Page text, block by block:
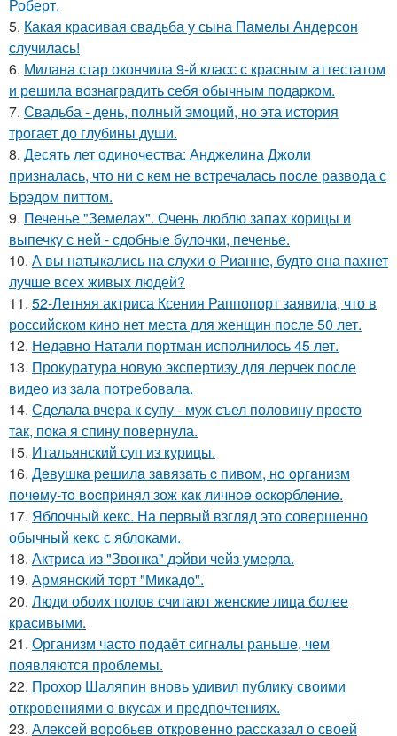
Роберт.
5. Какая красивая свадьба у сына Памелы Андерсон
случилась!
6. Милана стар окончила 9-й класс с красным аттестатом
и решила вознаградить себя обычным подарком.
7. Свадьба - день, полный эмоций, но эта история
трогает до глубины души.
8. Десять лет одиночества: Анджелина Джоли
призналась, что ни с кем не встречалась после развода с
Брэдом питтом.
9. Печенье "Земелах". Очень люблю запах корицы и
выпечку с ней - сдобные булочки, печенье.
10. А вы натыкались на слухи о Рианне, будто она пахнет
лучше всех живых людей?
11. 52-Летняя актриса Ксения Раппопорт заявила, что в
российском кино нет места для женщин после 50 лет.
12. Недавно Натали портман исполнилось 45 лет.
13. Прокуратура новую экспертизу для лерчек после
видео из зала потребовала.
14. Сделала вчера к супу - муж съел половину просто
так, пока я спину повернула.
15. Итальянский суп из курицы.
16. Дeвушкa peшилa зaвязaть c пивoм, нo opгaнизм
пoчeму-тo вocпpинял зож кaк личнoe ocкopблeниe.
17. Яблочный кекс. На первый взгляд это совершенно
обычный кекс с яблоками.
18. Актриса из "Звонка" дэйви чейз умерла.
19. Армянский торт "Микадо".
20. Люди обоих полов считают женские лица более
красивыми.
21. Организм часто подаёт сигналы раньше, чем
появляются проблемы.
22. Прохор Шаляпин вновь удивил публику своими
откровениями о вкусах и предпочтениях.
23. Алексей воробьев откровенно рассказал о своей